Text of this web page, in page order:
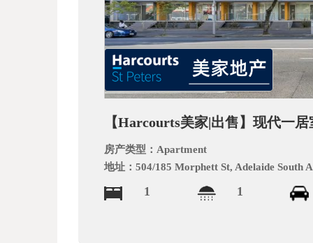
【Harcourts美家|出售】现代一
房产类型： Apartment
地址：504/185 Morphett St, Adelaide South
1 1